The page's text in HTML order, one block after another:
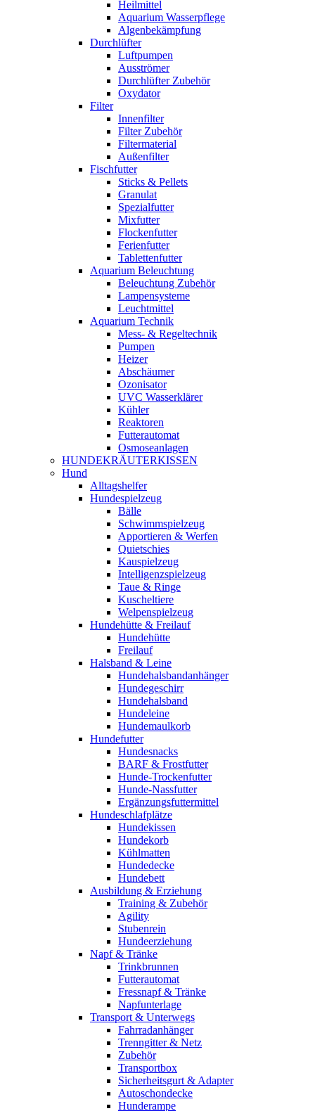
Heilmittel
Aquarium Wasserpflege
Algenbekämpfung
Durchlüfter
Luftpumpen
Ausströmer
Durchlüfter Zubehör
Oxydator
Filter
Innenfilter
Filter Zubehör
Filtermaterial
Außenfilter
Fischfutter
Sticks & Pellets
Granulat
Spezialfutter
Mixfutter
Flockenfutter
Ferienfutter
Tablettenfutter
Aquarium Beleuchtung
Beleuchtung Zubehör
Lampensysteme
Leuchtmittel
Aquarium Technik
Mess- & Regeltechnik
Pumpen
Heizer
Abschäumer
Ozonisator
UVC Wasserklärer
Kühler
Reaktoren
Futterautomat
Osmoseanlagen
HUNDEKRÄUTERKISSEN
Hund
Alltagshelfer
Hundespielzeug
Bälle
Schwimmspielzeug
Apportieren & Werfen
Quietschies
Kauspielzeug
Intelligenzspielzeug
Taue & Ringe
Kuscheltiere
Welpenspielzeug
Hundehütte & Freilauf
Hundehütte
Freilauf
Halsband & Leine
Hundehalsbandanhänger
Hundegeschirr
Hundehalsband
Hundeleine
Hundemaulkorb
Hundefutter
Hundesnacks
BARF & Frostfutter
Hunde-Trockenfutter
Hunde-Nassfutter
Ergänzungsfuttermittel
Hundeschlafplätze
Hundekissen
Hundekorb
Kühlmatten
Hundedecke
Hundebett
Ausbildung & Erziehung
Training & Zubehör
Agility
Stubenrein
Hundeerziehung
Napf & Tränke
Trinkbrunnen
Futterautomat
Fressnapf & Tränke
Napfunterlage
Transport & Unterwegs
Fahrradanhänger
Trenngitter & Netz
Zubehör
Transportbox
Sicherheitsgurt & Adapter
Autoschondecke
Hunderampe